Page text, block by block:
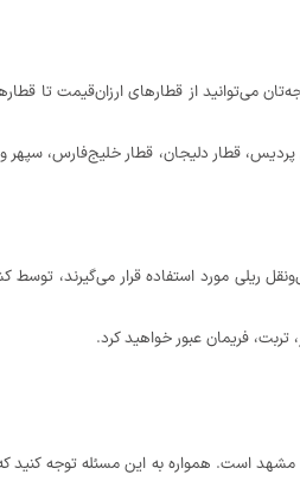
می‌توانید از قطارهای ارزان‌قیمت تا
قطار دلیجان، قطار خلیج‌فارس، سپهر و
ریلی مورد استفاده قرار می‌گیرند، توسط
فریمان عبور خواهید کرد.
است. همواره به این مسئله توجه کنید که